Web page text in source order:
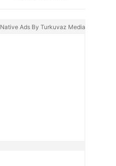
Native Ads By Turkuvaz Media